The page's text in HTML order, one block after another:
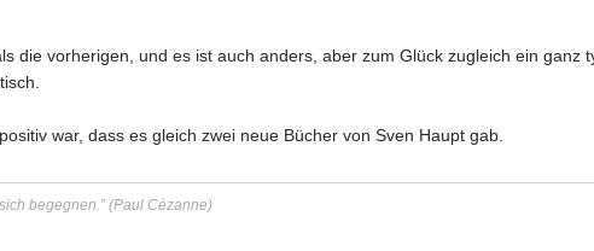
die vorherigen, und es ist auch anders, aber zum Glück zugleich ein ganz
war, dass es gleich zwei neue Bücher von Sven Haupt gab.
begegnen.” (Paul Cézanne)